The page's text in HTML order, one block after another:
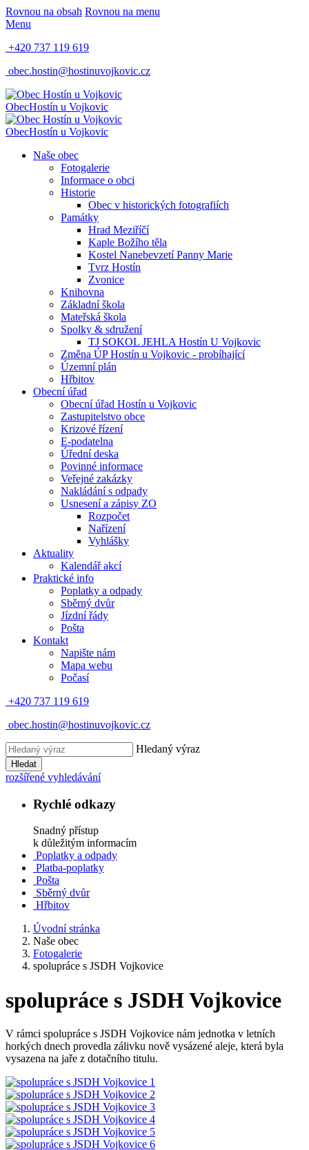
Rovnou na obsah Rovnou na menu
Menu
+420 737 119 619
obec.hostin@hostinuvojkovic.cz
ObecHostín u Vojkovic
ObecHostín u Vojkovic
Naše obec
Fotogalerie
Informace o obci
Historie
Obec v historických fotografiích
Památky
Hrad Meziříčí
Kaple Božího těla
Kostel Nanebevzetí Panny Marie
Tvrz Hostín
Zvonice
Knihovna
Základní škola
Mateřská škola
Spolky & sdružení
TJ SOKOL JEHLA Hostín U Vojkovic
Změna ÚP Hostín u Vojkovic - probíhající
Územní plán
Hřbitov
Obecní úřad
Obecní úřad Hostín u Vojkovic
Zastupitelstvo obce
Krizové řízení
E-podatelna
Úřední deska
Povinné informace
Veřejné zakázky
Nakládání s odpady
Usnesení a zápisy ZO
Rozpočet
Nařízení
Vyhlášky
Aktuality
Kalendář akcí
Praktické info
Poplatky a odpady
Sběrný dvůr
Jízdní řády
Pošta
Kontakt
Napište nám
Mapa webu
Počasí
+420 737 119 619
obec.hostin@hostinuvojkovic.cz
Hledaný výraz
Hledat
rozšířené vyhledávání
Rychlé odkazy
Snadný přístup
k důležitým informacím
Poplatky a odpady
Platba-poplatky
Pošta
Sběrný dvůr
Hřbitov
Úvodní stránka
Naše obec
Fotogalerie
spolupráce s JSDH Vojkovice
spolupráce s JSDH Vojkovice
V rámci spolupráce s JSDH Vojkovice nám jednotka v letních
horkých dnech provedla zálivku nově vysázené aleje, která byla
vysazena na jaře z dotačního titulu.